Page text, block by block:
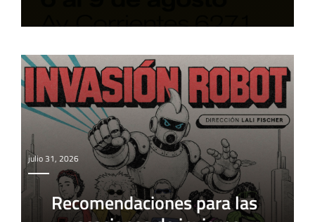
julio 31, 2026
Recomendaciones para las